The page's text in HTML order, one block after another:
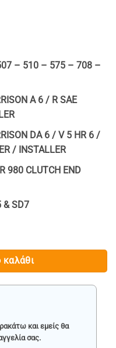
– 510 – 575 – 708 –
A 6 / R SAE
DA 6 / V 5 HR 6 /
/ INSTALLER
980 CLUTCH END
& SD7
ΑΥΤΟΚΙΝΗΤΟΥ - MAR-
και εμείς θα
σας.